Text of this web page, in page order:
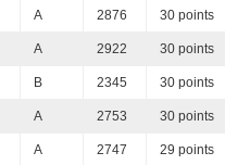
A 2876 30 points
A 2922 30 points
B 2345 30 points
A 2753 30 points
A 2747 29 points